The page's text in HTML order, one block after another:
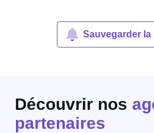
Sauvegarder la
Découvrir nos
partenaires